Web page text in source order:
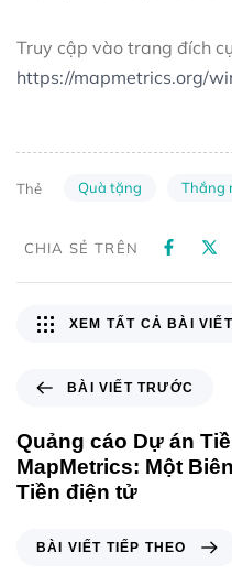
Truy cập vào trang đích
https://mapmetrics.org/
Thẻ Quà tặng Thắng
CHIA SẺ TRÊN
BÀI VIẾT TRƯỚC
Quảng cáo Dự án
MapMetrics: Một
Tiền điện tử
XEM TẤT CẢ BÀI VIẾT
BÀI VIẾT TIẾP THEO